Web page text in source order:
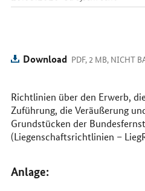
uns
im
Download PDF, 2 MB, NICHT
Richtlinien über den Erwerb,
Zuführung, die Veräußerung
Grundstücken der
(Liegenschaftsrichtlinien –
Anlage: